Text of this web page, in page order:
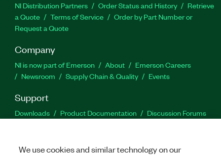
NI Distribution Partners Order Status and History
Retrieve
a Quote
Terms of Service
Order by Part Number or
Request a Quote
Company
NI is now part of Emerson About
Emerson Careers
Newsroom
Supply Chain & Quality Events
Support
Downloads Product Documentation
Discussion Forums
We use cookies and similar technology on our